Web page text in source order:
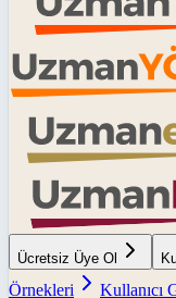
Ücretsiz Üye Ol
Örnekleri
Kullanıcı